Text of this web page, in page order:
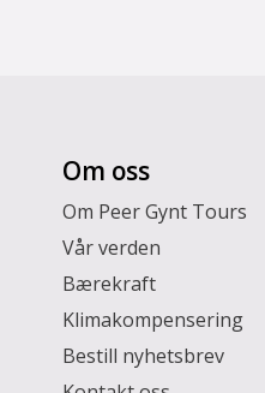
Om oss
Om Peer Gynt Tours
Vår verden
Bærekraft
Klimakompensering
Bestill nyhetsbrev